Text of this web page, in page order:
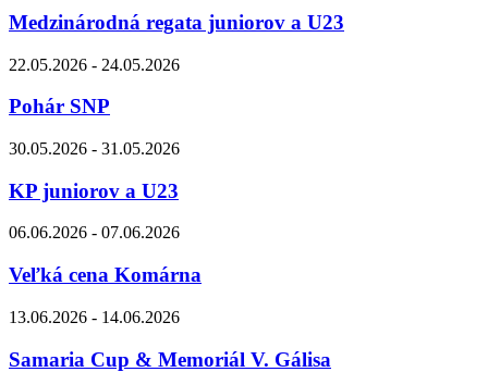
Medzinárodná regata juniorov a U23
22.05.2026 - 24.05.2026
Pohár SNP
30.05.2026 - 31.05.2026
KP juniorov a U23
06.06.2026 - 07.06.2026
Veľká cena Komárna
13.06.2026 - 14.06.2026
Samaria Cup & Memoriál V. Gálisa